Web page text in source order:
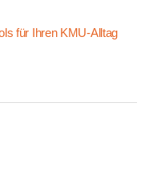
für Ihren KMU-Alltag